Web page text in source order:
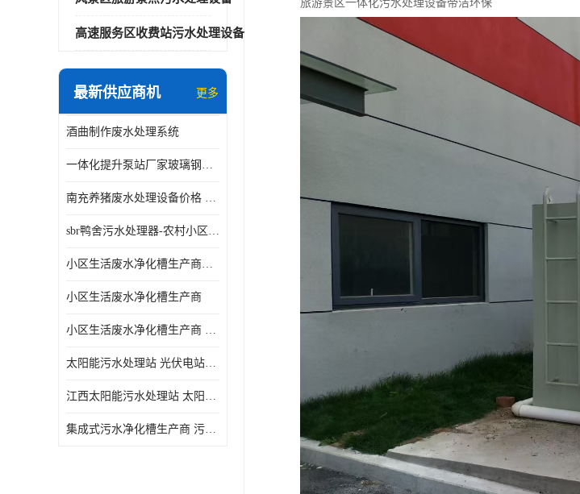
高速服务区收费站污水处理设备
最新供应商机 更多
酒曲制作废水处理系统
一体化提升泵站厂家玻璃钢材质价格
南充养猪废水处理设备价格 ao污水处理器 *专人看管
sbr鸭舍污水处理器-农村小区生活污水净化器
小区生活废水净化槽生产商帝洁环保
小区生活废水净化槽生产商
小区生活废水净化槽生产商 污水净化槽装置
太阳能污水处理站 光伏电站污水处理器厂家定制
江西太阳能污水处理站 太阳能污水处理设备造型美观
集成式污水净化槽生产商 污水净化槽装置 一站式服务
旅游景区一体化污水处理设备帝洁环保